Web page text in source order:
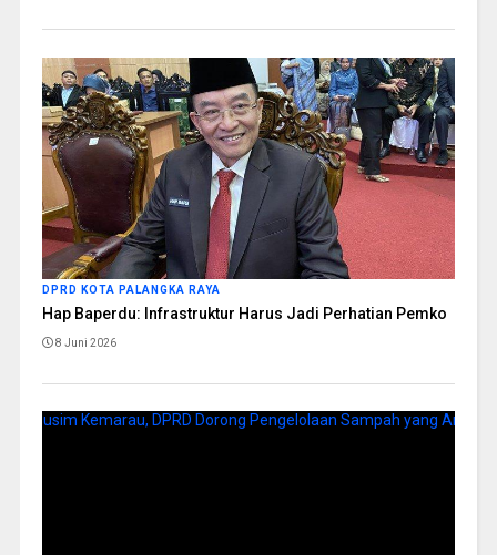
DPRD KOTA PALANGKA RAYA
Hap Baperdu: Infrastruktur Harus Jadi Perhatian Pemko
8 Juni 2026